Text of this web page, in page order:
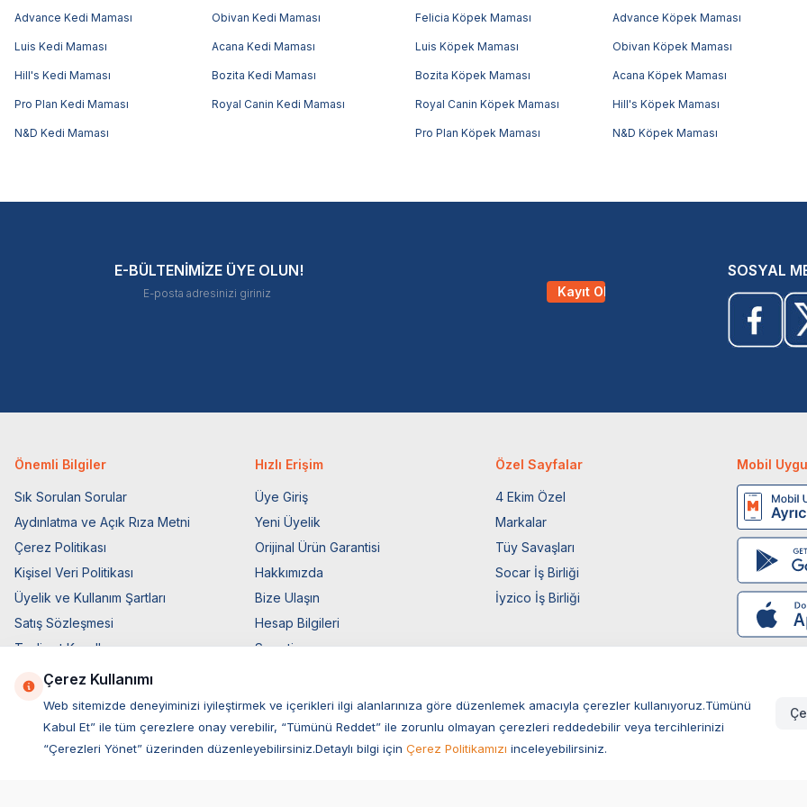
Advance Kedi Maması Obivan Kedi Maması
Luis Kedi Maması Acana Kedi Maması
Hill's Kedi Maması Bozita Kedi Maması
Pro Plan Kedi Maması Royal Canin Kedi Maması
N&D Kedi Maması
Felicia Köpek Maması Advance Köpek Maması
Luis Köpek Maması Obivan Köpek Maması
Bozita Köpek Maması Acana Köpek Maması
Royal Canin Köpek Maması Hill's Köpek Maması
Pro Plan Köpek Maması N&D Köpek Maması
E-BÜLTENİMİZE ÜYE OLUN!
Kayıt Ol
SOSYAL
Önemli Bilgiler
Sık Sorulan Sorular
Aydınlatma ve Açık Rıza Metni
Çerez Politikası
Kişisel Veri Politikası
Üyelik ve Kullanım Şartları
Satış Sözleşmesi
Teslimat Koşulları
Ticari Elektronik İzin
Elektronik İleti Aydınlatma Metni
Hızlı Erişim
Üye Giriş
Yeni Üyelik
Orijinal Ürün Garantisi
Hakkımızda
Bize Ulaşın
Hesap Bilgileri
Sepetim
Müşteri Hizmetleri
Özel Sayfalar
4 Ekim Özel
Markalar
Tüy Savaşları
Socar İş Birliği
İyzico İş Birliği
Mobil
Çerez Kullanımı
Web sitemizde deneyiminizi iyileştirmek ve içerikleri ilgi alanlarınıza göre düzenlemek amacıyla çerezler kullanıyoruz.Tümünü
Kabul Et” ile tüm çerezlere onay verebilir, “Tümünü Reddet” ile zorunlu olmayan çerezleri reddedebilir veya tercihlerinizi
“Çerezleri Yönet” üzerinden düzenleyebilirsiniz.Detaylı bilgi için Çerez Politikamızı inceleyebilirsiniz.